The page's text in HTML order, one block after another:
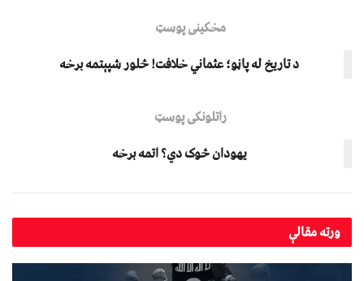
مخکینی پوسټ
د تاریخ له پاڼو؛ عثماني خلافت! څلور شپېتمه برخه
راتلونکی پوسټ
یهودان څوک دي؟ اتمه برخه
ورتهمقالې